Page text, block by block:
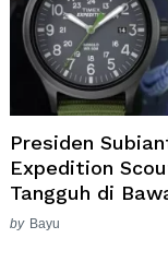
Presiden
Expedition
Tangguh di
by Bayu